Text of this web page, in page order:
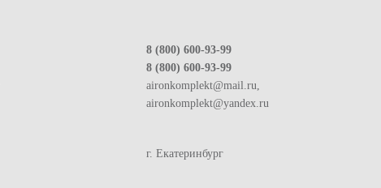
8 (800) 600-93-99
8 (800) 600-93-99
aironkomplekt@mail.ru,
aironkomplekt@yandex.ru
г. Екатеринбург